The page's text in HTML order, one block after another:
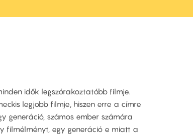
idők legszórakoztatóbb filmje.
legjobb filmje, hiszen erre a címre
generáció, számos ember számára
filmélményt, egy generáció e miatt a